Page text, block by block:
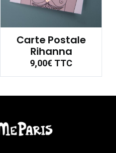
Carte Postale
Rihanna
9,00€TTC